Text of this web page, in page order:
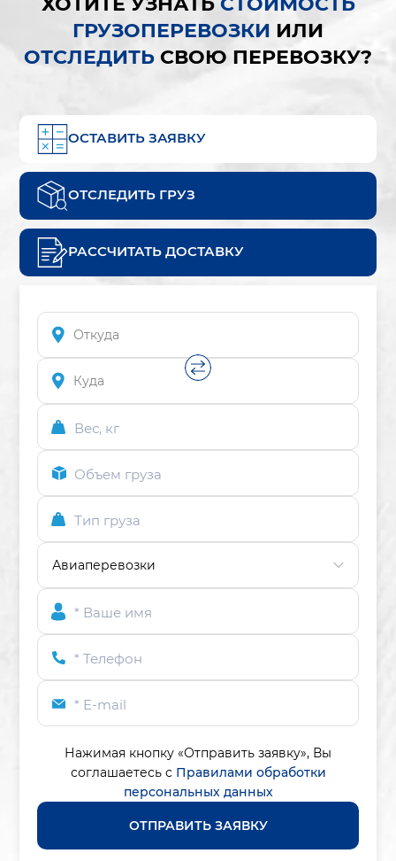
ГРУЗОПЕРЕВОЗКИ ИЛИ
ОТСЛЕДИТЬ СВОЮ ПЕРЕВОЗКУ?
ОСТАВИТЬ ЗАЯВКУ
ОТСЛЕДИТЬ ГРУЗ
РАССЧИТАТЬ ДОСТАВКУ
Вес, кг
Объем груза
Тип груза
* Ваше имя
* Телефон
* E-mail
Нажимая кнопку «Отправить заявку», Вы
соглашаетесь с Правилами обработки
персональных данных
ОТПРАВИТЬ ЗАЯВКУ